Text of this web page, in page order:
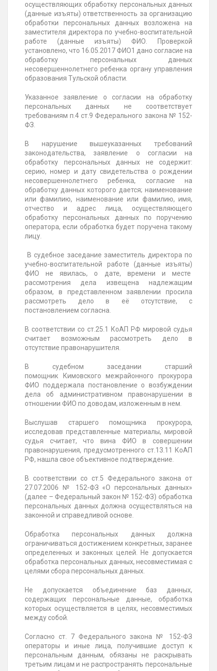
осуществляющих обработку персональных данных
(данные изъяты) ответственность за организацию
обработки персональных данных возложена на
заместителя директора по учебно-воспитательной
работе (данные изъяты) ФИО. Проверкой
установлено, что 16.05.2017 ФИО1 дано согласие на
обработку персональных данных
несовершеннолетнего ребенка органу управления
образования Тульской области.
Указанное заявление о согласии на обработку
персональных данных не соответствует
требованиям п.4 ст.9 Федерального закона № 152-
ФЗ.
В нарушение вышеуказанных требований
законодательства, заявление о согласии на
обработку персональных данных не содержит:
серию, номер и дату свидетельства о рождении
несовершеннолетнего ребенка, согласие на
обработку данных которого дается; наименование
или фамилию, наименование или фамилию, имя,
отчество и адрес лица, осуществляющего
обработку персональных данных по поручению
оператора, если обработка будет поручена такому
лицу.
В судебное заседание заместитель директора по
учебно-воспитательной работе (данные изъяты)
ФИО не явилась, о дате, времени и месте
рассмотрения дела извещена надлежащим
образом, в представленном заявлении просила
рассмотреть дело в её отсутствие, с
постановлением согласна.
В соответствии со ст.25.1 КоАП РФ мировой судья
считает возможным рассмотреть дело в
отсутствие правонарушителя.
В судебном заседании старший
помощник Кимовского межрайонного прокурора
ФИО поддержала постановление о возбуждении
дела об административном правонарушении в
отношении ФИО по доводам, изложенным в нем.
Выслушав старшего помощника прокурора,
исследовав представленные материалы, мировой
судья считает, что вина ФИО в совершении
правонарушения, предусмотренного ст.13.11 КоАП
РФ, нашла свое объективное подтверждение.
В соответствии со ст.5 Федерального закона от
27.07.2006 № 152-ФЗ «О персональных данных»
(далее – Федеральный закон № 152-ФЗ) обработка
персональных данных должна осуществляться на
законной и справедливой основе.
Обработка персональных данных должна
ограничиваться достижением конкретных, заранее
определенных и законных целей. Не допускается
обработка персональных данных, несовместимая с
целями сбора персональных данных.
Не допускается объединение баз данных,
содержащих персональные данные, обработка
которых осуществляется в целях, несовместимых
между собой.
Согласно ст. 7 Федерального закона № 152-ФЗ
операторы и иные лица, получившие доступ к
персональным данным, обязаны не раскрывать
третьим лицам и не распространять персональные